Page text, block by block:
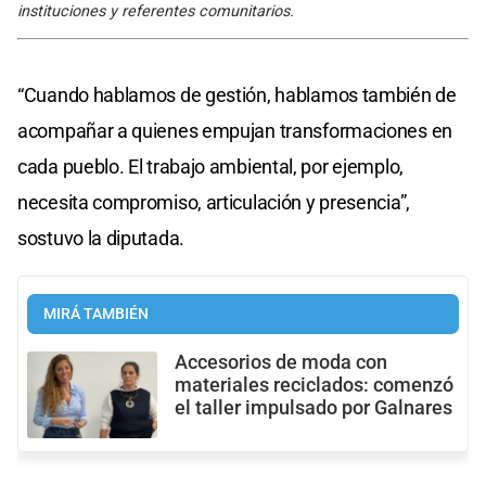
instituciones y referentes comunitarios.
“Cuando hablamos de gestión, hablamos también de
acompañar a quienes empujan transformaciones en
cada pueblo. El trabajo ambiental, por ejemplo,
necesita compromiso, articulación y presencia”,
sostuvo la diputada.
MIRÁ TAMBIÉN
Accesorios de moda con
materiales reciclados: comenzó
el taller impulsado por Galnares